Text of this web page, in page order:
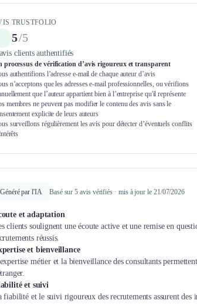
TRUSTFOLIO
5/5
clients authentifiés
processus de vérification d’avis rigoureux et transparent
authentifions l’adresse e-mail de chaque auteur d’avis
n’acceptons que les adresses e-mail professionnelles, ou vérifions
que l’auteur appartient bien à l’entreprise qu'il représente
membres ne peuvent pas modifier le contenu des avis sans le
explicite de leurs auteurs
surveillons régulièrement les avis pour détecter d’éventuels conflits
Généré par l'IA Basé sur 5 avis vérifiés · mis à jour le 21/07/2026
et adaptation
clients soulignent une écoute active et une remise en
réussis.
et bienveillance
métier et la bienveillance des consultants
et suivi
fiabilité et le suivi rigoureux des recrutements assurent des